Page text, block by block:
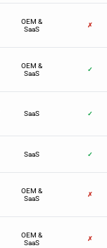
OEM &
SaaS
✗
OEM &
SaaS
✓
SaaS ✓
SaaS ✓
OEM &
SaaS
✗
OEM &
SaaS
✗